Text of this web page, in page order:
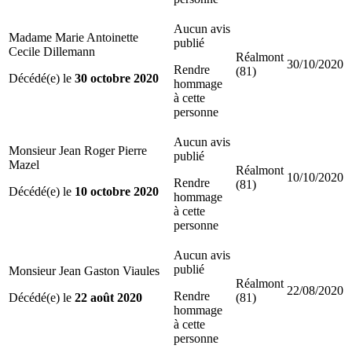
Madame Marie Antoinette
Cecile Dillemann
Décédé(e) le 30 octobre 2020
Aucun avis
publié
Rendre
hommage
à cette
personne
Réalmont
(81)
30/10/2020
Monsieur Jean Roger Pierre
Mazel
Décédé(e) le 10 octobre 2020
Aucun avis
publié
Rendre
hommage
à cette
personne
Réalmont
(81)
10/10/2020
Monsieur Jean Gaston Viaules
Décédé(e) le 22 août 2020
Aucun avis
publié
Rendre
hommage
à cette
personne
Réalmont
(81)
22/08/2020